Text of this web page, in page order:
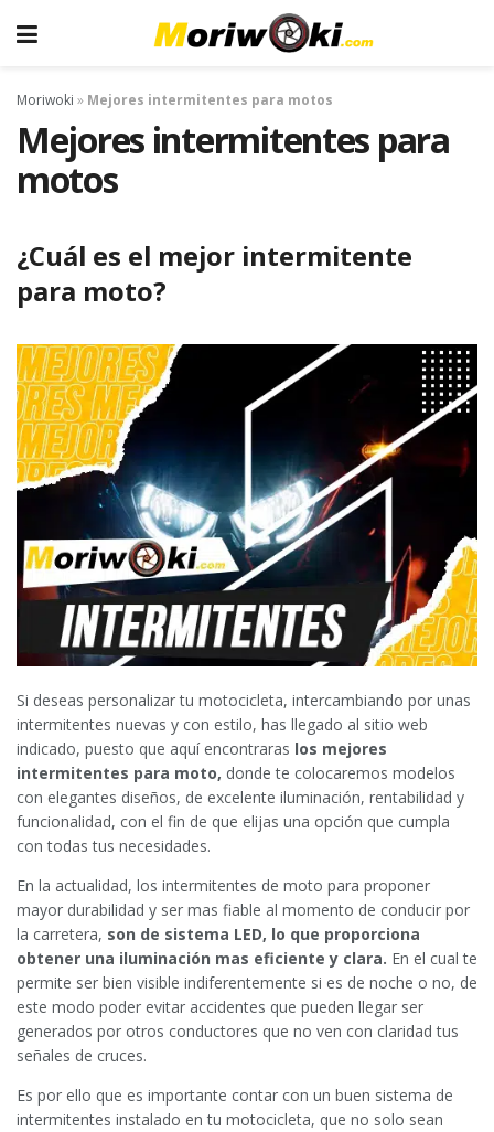
Moriwoki » Mejores intermitentes para motos
Mejores intermitentes para
motos
¿Cuál es el mejor intermitente
para moto?
Si deseas personalizar tu motocicleta, intercambiando por unas
intermitentes nuevas y con estilo, has llegado al sitio web
indicado, puesto que aquí encontraras los mejores
intermitentes para moto, donde te colocaremos modelos
con elegantes diseños, de excelente iluminación, rentabilidad y
funcionalidad, con el fin de que elijas una opción que cumpla
con todas tus necesidades.
En la actualidad, los intermitentes de moto para proponer
mayor durabilidad y ser mas fiable al momento de conducir por
la carretera, son de sistema LED, lo que proporciona
obtener una iluminación mas eficiente y clara. En el cual te
permite ser bien visible indiferentemente si es de noche o no, de
este modo poder evitar accidentes que pueden llegar ser
generados por otros conductores que no ven con claridad tus
señales de cruces.
Es por ello que es importante contar con un buen sistema de
intermitentes instalado en tu motocicleta, que no solo sean